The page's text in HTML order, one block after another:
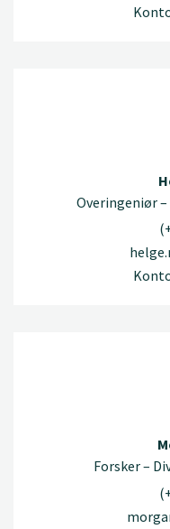
Overingeniør
Forsker –